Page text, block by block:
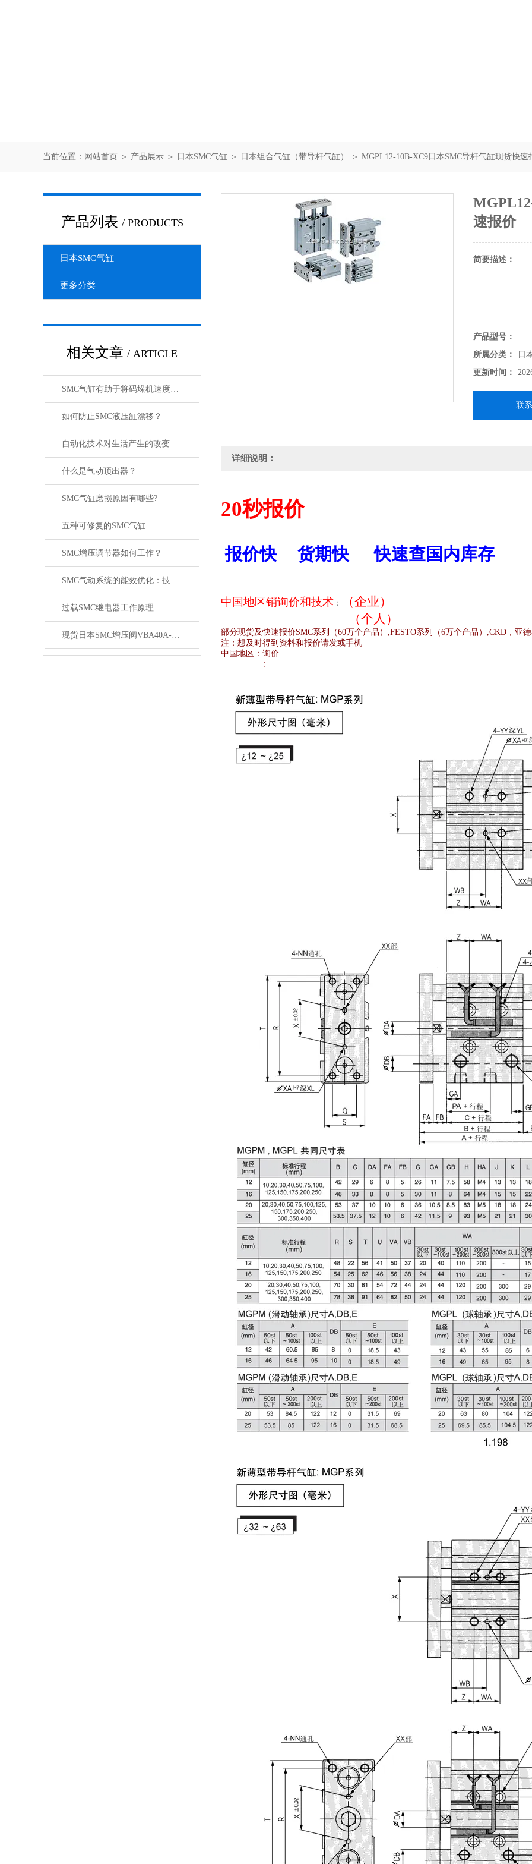
当前位置： 网站首页 ＞ 产品展示 ＞ 日本SMC气缸 ＞ 日本组合气缸（带导杆气缸） ＞ MGPL12-10B-XC9日本SMC导杆气缸现货快速
产品列表 / PRODUCTS
日本SMC气缸
更多分类
相关文章 / ARTICLE
SMC气缸有助于将码垛机速度提高 26%
如何防止SMC液压缸漂移？
自动化技术对生活产生的改变
什么是气动顶出器？
SMC气缸磨损原因有哪些?
五种可修复的SMC气缸
SMC增压调节器如何工作？
SMC气动系统的能效优化：技术进步与实践
过载SMC继电器工作原理
现货日本SMC增压阀VBA40A-04GN
速报价
简要描述： .
产品型号：
所属分类：
日
更新时间：
联
详细说明：
20秒报价
报价快 货期快 快速查国内库存
中国地区销询价和技术 ：
（企业）
（个人）
部分现货及快速报价SMC系列（60万个产品） ,FESTO系列（6万个产品） ,CKD ，亚
注：想及时得到资料和报价请发或手机
中国地区： 询价
;